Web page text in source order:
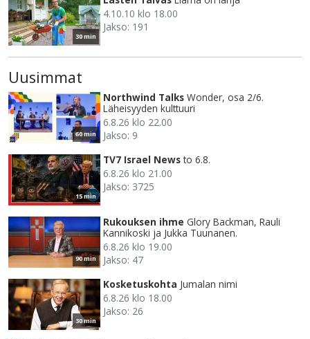
30 min
4.10.10 klo 18.00
Jakso: 191
Uusimmat
60 min
Northwind Talks Wonder, osa 2/6.
Läheisyyden kulttuuri
6.8.26 klo 22.00
Jakso: 9
15 min
TV7 Israel News to 6.8.
6.8.26 klo 21.00
Jakso: 3725
90 min
Rukouksen ihme Glory Backman, Rauli
Kannikoski ja Jukka Tuunanen.
6.8.26 klo 19.00
Jakso: 47
30 min
Kosketuskohta Jumalan nimi
6.8.26 klo 18.00
Jakso: 26